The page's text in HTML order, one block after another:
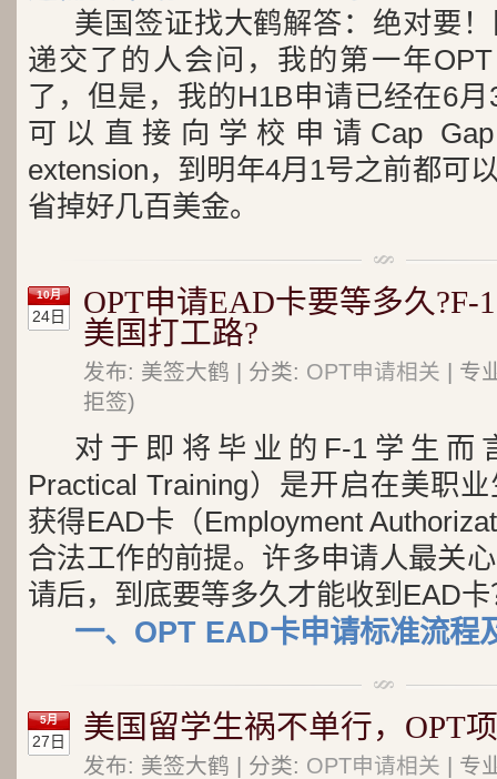
美国签证找大鹤解答：绝对要
递交了的人会问，我的第一年
了，但是，我的H1B申请已经在6
可以直接向学校申请Cap
extension，到明年4月1号之前都可
省掉好几百美金。
10月
24日
OPT申请EAD卡要等多久?F-
美国打工路?
发布: 美签大鹤 | 分类: OPT申请相关 | 专
拒签)
对于即将毕业的F-1学生而
Practical Training）是开启在美职
获得EAD卡（Employment
合法工作的前提。许多申请人最关
请后，到底要等多久才能收到EAD卡
一、OPT EAD卡申请标准流程
5月
27日 美国留学生祸不单行，OPT
发布: 美签大鹤 | 分类: OPT申请相关 | 专